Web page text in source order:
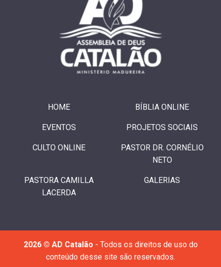
HOME BÍBLIA ONLINE
EVENTOS PROJETOS SOCIAIS
CULTO ONLINE
PASTOR DR. CORNÉLIO
NETO
PASTORA CAMILLA
LACERDA
GALERIAS
2026 © AD Catalão - Todos os direitos de uso do
conteúdo desse site são reservados.